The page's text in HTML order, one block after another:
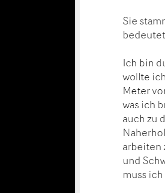
Sie
Ich bin
wollte
Meter
was ich
auch zu
arbeiten
und
muss